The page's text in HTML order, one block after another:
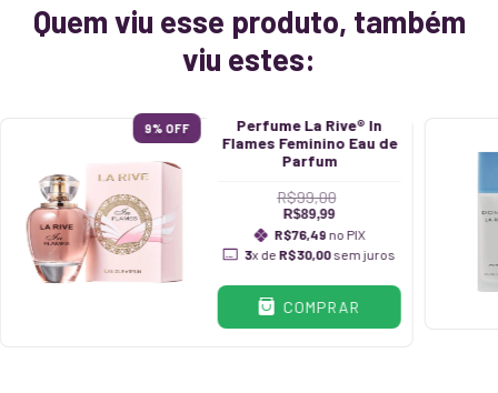
Quem viu esse produto, também
viu estes:
9% OFF
Perfume La Rive® In
Flames Feminino Eau de
Parfum
R$99,00
R$89,99
R$76,49 no PIX
3x de R$30,00sem juros
COMPRAR